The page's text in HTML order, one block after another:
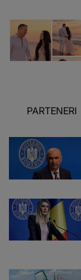
PARTENERI